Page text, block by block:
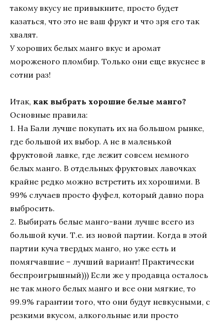
такому вкусу не привыкните, просто будет
казаться, что это не ваш фрукт и что зря его так
хвалят.
У хороших белых манго вкус и аромат
мороженого пломбир. Только они еще вкуснее в
сотни раз!
Итак, как выбрать хорошие белые манго?
Основные правила:
1. На Бали лучше покупать их на большом рынке,
где большой их выбор. А не в маленькой
фруктовой лавке, где лежит совсем немного
белых манго. В отдельных фруктовых лавочках
крайне редко можно встретить их хорошими. В
99% случаев просто фуфел, который давно пора
выбросить.
2. Выбирать белые манго-вани лучше всего из
большой кучи. Т.е. из новой партии. Когда в этой
партии куча твердых манго, но уже есть и
помягчавшие – лучший вариант! Практически
беспроигрышный))) Если же у продавца осталось
не так много белых манго и все они мягкие, то
99.9% гарантии того, что они будут невкусными, с
резкими вкусом, алкогольные или просто